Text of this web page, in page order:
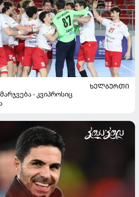
ᲮᲔᲚᲑᲣᲠᲗᲘ
- კვიპროსიც